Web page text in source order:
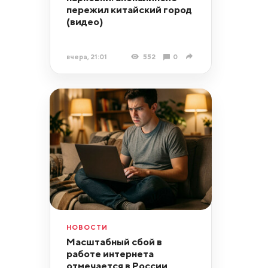
пережил китайский город
(видео)
вчера, 21:01 552 0
НОВОСТИ
Масштабный сбой в
работе интернета